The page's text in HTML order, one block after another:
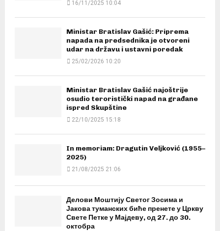
16/11/2025 10:04
Ministar Bratislav Gašić: Priprema
napada na predsednika je otvoreni
udar na državu i ustavni poredak
25/02/2026 10:20
Ministar Bratislav Gašić najoštrije
osudio teroristički napad na građane
ispred Skupštine
22/10/2025 15:18
In memoriam: Dragutin Veljković (1955–
2025)
21/08/2025 21:06
Делови Моштију Светог Зосима и
Јакова туманских биће пренете у Цркву
Свете Петке у Мајдеву, од 27. до 30.
октобра